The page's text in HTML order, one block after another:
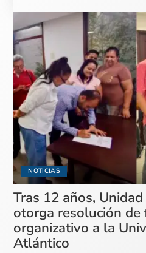
NOTICIAS
Tras 12 años,
otorga resolución
organizativo a la
Atlántico